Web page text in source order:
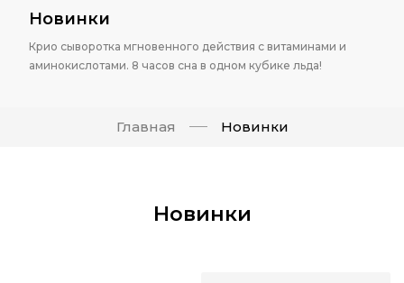
Новинки
Крио сыворотка мгновенного действия с витаминами и
аминокислотами. 8 часов сна в одном кубике льда!
Главная Новинки
Новинки